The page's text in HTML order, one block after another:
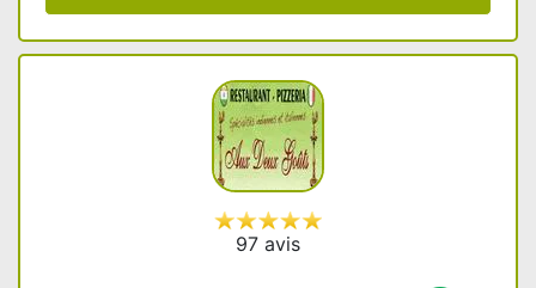
97 avis